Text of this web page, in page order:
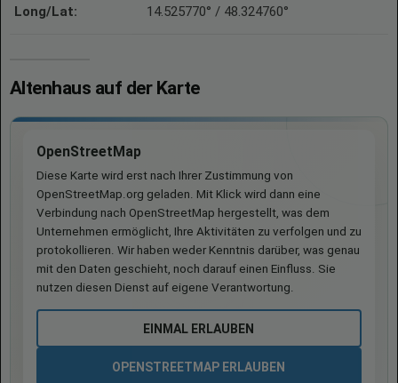
Long/Lat: 14.525770° / 48.324760°
Altenhaus auf der Karte
OpenStreetMap
Diese Karte wird erst nach Ihrer Zustimmung von
OpenStreetMap.org geladen. Mit Klick wird dann eine
Verbindung nach OpenStreetMap hergestellt, was dem
Unternehmen ermöglicht, Ihre Aktivitäten zu verfolgen und zu
protokollieren. Wir haben weder Kenntnis darüber, was genau
mit den Daten geschieht, noch darauf einen Einfluss. Sie
nutzen diesen Dienst auf eigene Verantwortung.
EINMAL ERLAUBEN
OPENSTREETMAP ERLAUBEN